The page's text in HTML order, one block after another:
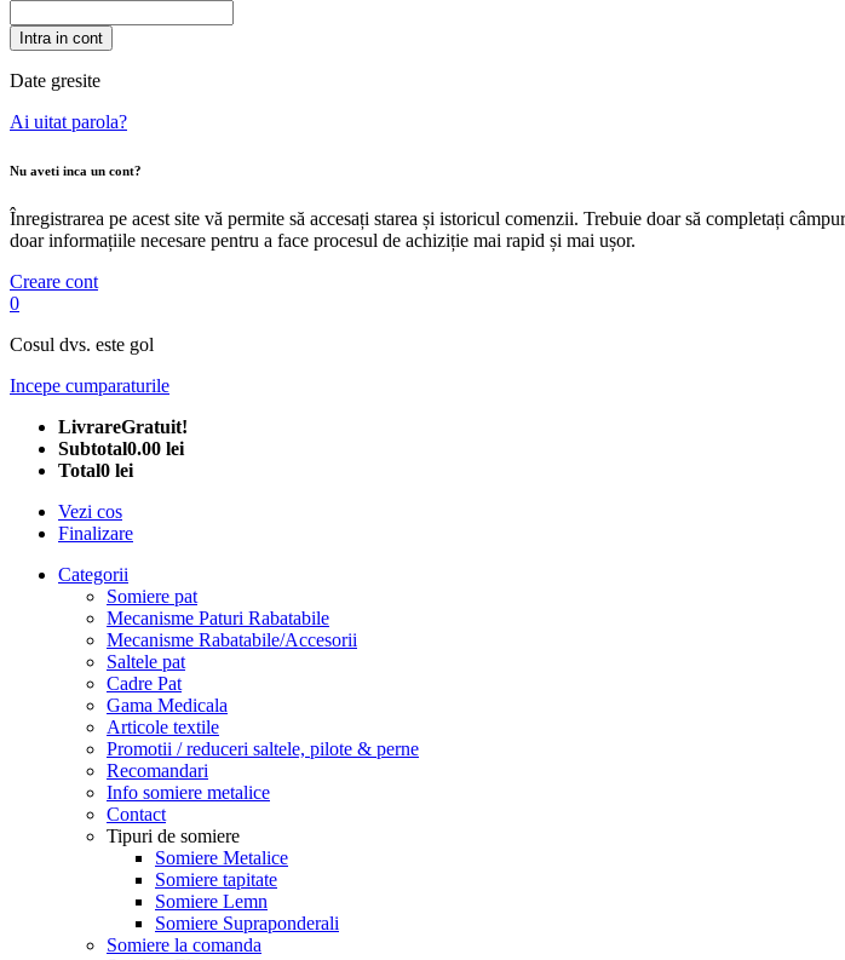
Intra in cont
Date gresite
Ai uitat parola?
Nu aveti inca un cont?
Înregistrarea pe acest site vă permite să accesați starea și istoricul comenzii. Trebuie doar să completați
doar informațiile necesare pentru a face procesul de achiziție mai rapid și mai ușor.
Creare cont
0
Cosul dvs. este gol
Incepe cumparaturile
LivrareGratuit!
Subtotal0.00 lei
Total0 lei
Vezi cos
Finalizare
Categorii
Somiere pat
Mecanisme Paturi Rabatabile
Mecanisme Rabatabile/Accesorii
Saltele pat
Cadre Pat
Gama Medicala
Articole textile
Promotii / reduceri saltele, pilote & perne
Recomandari
Info somiere metalice
Contact
Tipuri de somiere
Somiere Metalice
Somiere tapitate
Somiere Lemn
Somiere Supraponderali
Somiere la comanda